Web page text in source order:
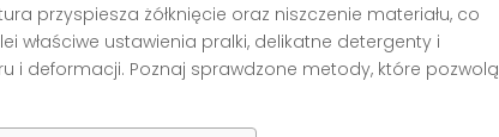
przyspiesza żółknięcie oraz niszczenie materiału, co
właściwe ustawienia pralki, delikatne detergenty i
deformacji. Poznaj sprawdzone metody, które pozwolą